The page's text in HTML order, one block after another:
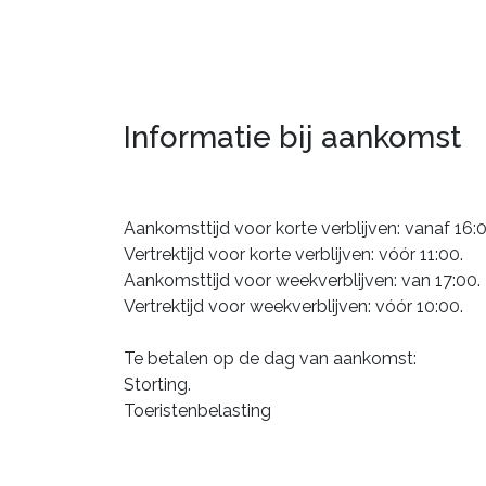
Informatie bij aankomst
Aankomsttijd voor korte verblijven: vanaf
Vertrektijd voor korte verblijven: vóór 11:00.
Aankomsttijd voor weekverblijven: van 17:00.
Vertrektijd voor weekverblijven: vóór 10:00.
Te betalen op de dag van aankomst:
Storting.
Toeristenbelasting